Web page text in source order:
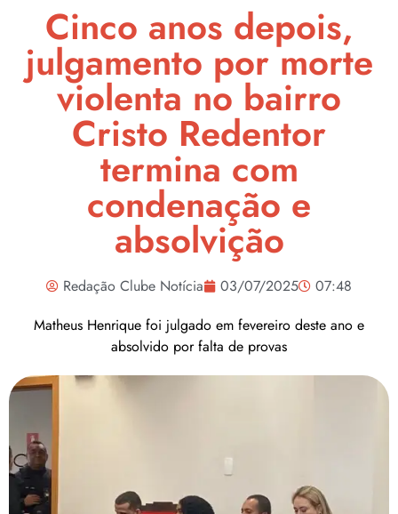
Cinco anos depois,
julgamento por morte
violenta no bairro
Cristo Redentor
termina com
condenação e
absolvição
Redação Clube Notícia 03/07/2025
07:48
Matheus Henrique foi julgado em fevereiro deste ano e
absolvido por falta de provas